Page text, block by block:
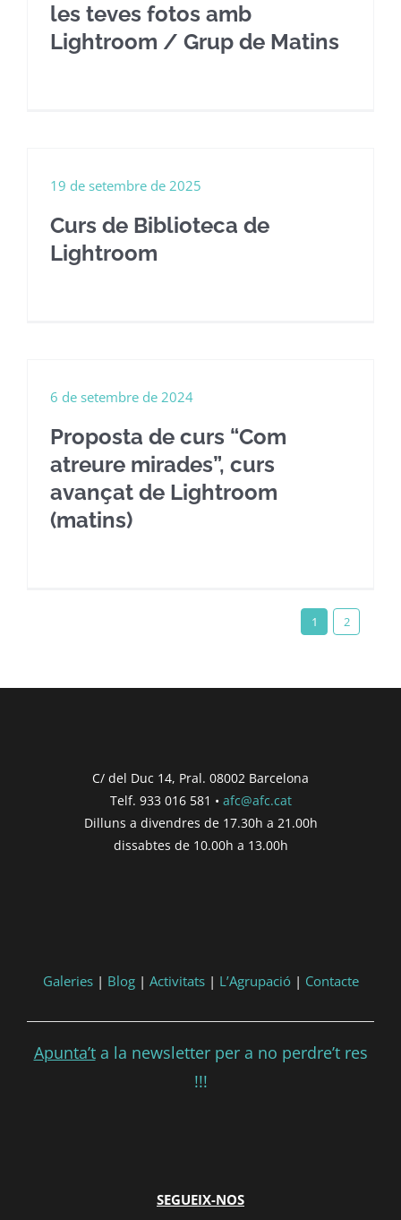
les teves fotos amb
Lightroom / Grup de Matins
Curs de Biblioteca de
Lightroom
19 de setembre de 2025
Proposta de curs “Com
atreure mirades”, curs
avançat de Lightroom
(matins)
6 de setembre de 2024
1 2
C/ del Duc 14, Pral. 08002 Barcelona
Telf. 933 016 581 • afc@afc.cat
Dilluns a divendres de 17.30h a 21.00h
dissabtes de 10.00h a 13.00h
Galeries| Blog| Activitats| L’Agrupació| Contacte
Apunta’ta la newsletter per a no perdre’t res
!!!
SEGUEIX-NOS